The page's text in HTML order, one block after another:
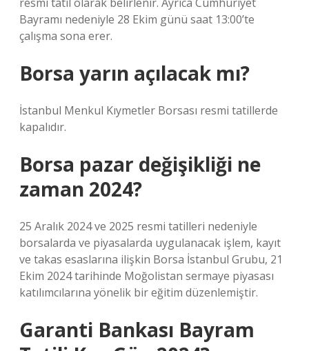
Bayramı nedeniyle 28 Ekim günü saat 13:00’te
çalışma sona erer.
Borsa yarın açılacak mı?
İstanbul Menkul Kıymetler Borsası resmi tatillerde
kapalıdır.
Borsa pazar değişikliği ne
zaman 2024?
25 Aralık 2024 ve 2025 resmi tatilleri nedeniyle
borsalarda ve piyasalarda uygulanacak işlem, kayıt
ve takas esaslarına ilişkin Borsa İstanbul Grubu, 21
Ekim 2024 tarihinde Moğolistan sermaye piyasası
katılımcılarına yönelik bir eğitim düzenlemiştir.
Garanti Bankası Bayram